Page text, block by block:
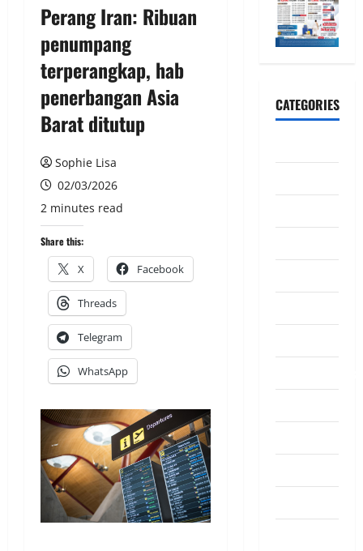
Perang Iran: Ribuan
penumpang
terperangkap, hab
penerbangan Asia
Barat ditutup
Sophie Lisa
02/03/2026
2 minutes read
Share this:
X Facebook
Threads
Telegram
WhatsApp
CATEGORIES